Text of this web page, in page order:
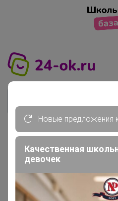
Главная
Регистрация
Новые предложения
Качественная
девочек